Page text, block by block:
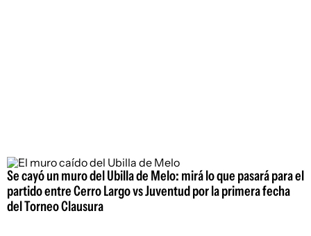
Se cayó un muro del Ubilla de Melo: mirá lo que pasará para el
partido entre Cerro Largo vs Juventud por la primera fecha
del Torneo Clausura